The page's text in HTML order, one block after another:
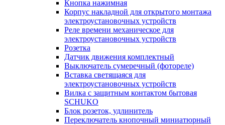
Кнопка нажимная
Корпус накладной для открытого монтажа
электроустановочных устройств
Реле времени механическое для
электроустановочных устройств
Розетка
Датчик движения комплектный
Выключатель сумеречный (фотореле)
Вставка светящаяся для
электроустановочных устройств
Вилка с защитным контактом бытовая
SCHUKO
Блок розеток, удлинитель
Переключатель кнопочный миниатюрный